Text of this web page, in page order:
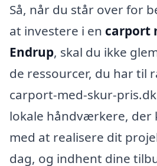
Så, når du står over for
at investere i en carport
Endrup, skal du ikke
de ressourcer, du har til
carport-med-skur-
lokale håndværkere, der
med at realisere dit
dag, og indhent dine